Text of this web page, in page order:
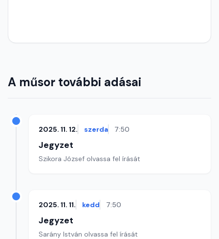
A műsor további adásai
2025. 11. 12. szerda 7:50
Jegyzet
Szikora József olvassa fel írását
2025. 11. 11. kedd 7:50
Jegyzet
Sarány István olvassa fel írását